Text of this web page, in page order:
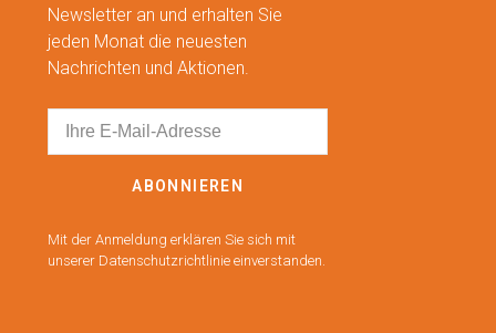
Newsletter an und erhalten Sie
jeden Monat die neuesten
Nachrichten und Aktionen.
ABONNIEREN
Mit der Anmeldung erklären Sie sich mit
unserer Datenschutzrichtlinie einverstanden.